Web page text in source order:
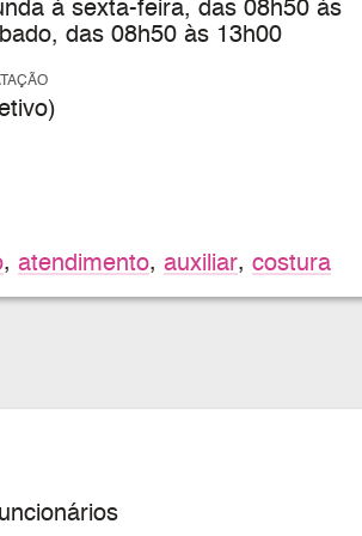
à sexta-feira, das 08h50 às
das 08h50 às 13h00
, atendimento, auxiliar, costura